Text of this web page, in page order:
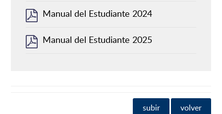
Manual del Estudiante 2024
Manual del Estudiante 2025
subir volver